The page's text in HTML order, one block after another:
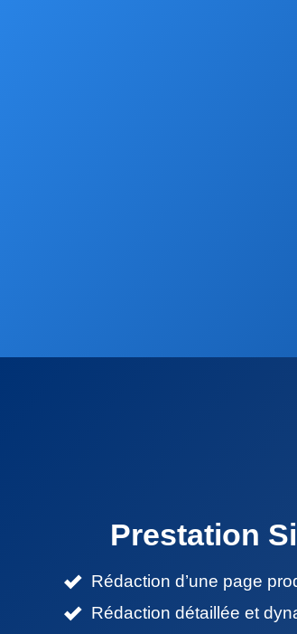
Prestation
Rédaction d’une page
Rédaction détaillée et